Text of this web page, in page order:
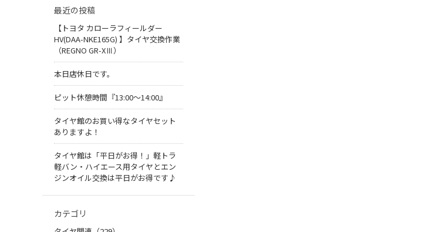
最近の投稿
【トヨタ カローラフィールダー
HV(DAA-NKE165G) 】タイヤ交換作業
（REGNO GR-XⅢ）
本日店休日です。
ピット休憩時間『13:00～14:00』
タイヤ館のお買い得なタイヤセット
ありますよ！
タイヤ館は「平日がお得！」軽トラ
軽バン・ハイエース用タイヤとエン
ジンオイル交換は平日がお得です♪
カテゴリ